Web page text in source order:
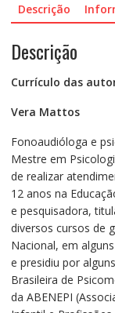
up
recurso
intervenção
quantidade
Descrição
Descrição
Currículo das
Vera Mattos
Fonoaudióloga e
Mestre em
de realizar
12 anos na
e pesquisadora,
diversos cursos de
Nacional, em
e presidiu por
Brasileira de
da ABENEPI